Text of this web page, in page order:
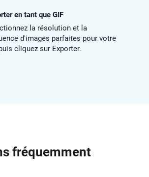
en tant que GIF
la résolution et la
d'images parfaites pour votre
cliquez sur Exporter.
fréquemment